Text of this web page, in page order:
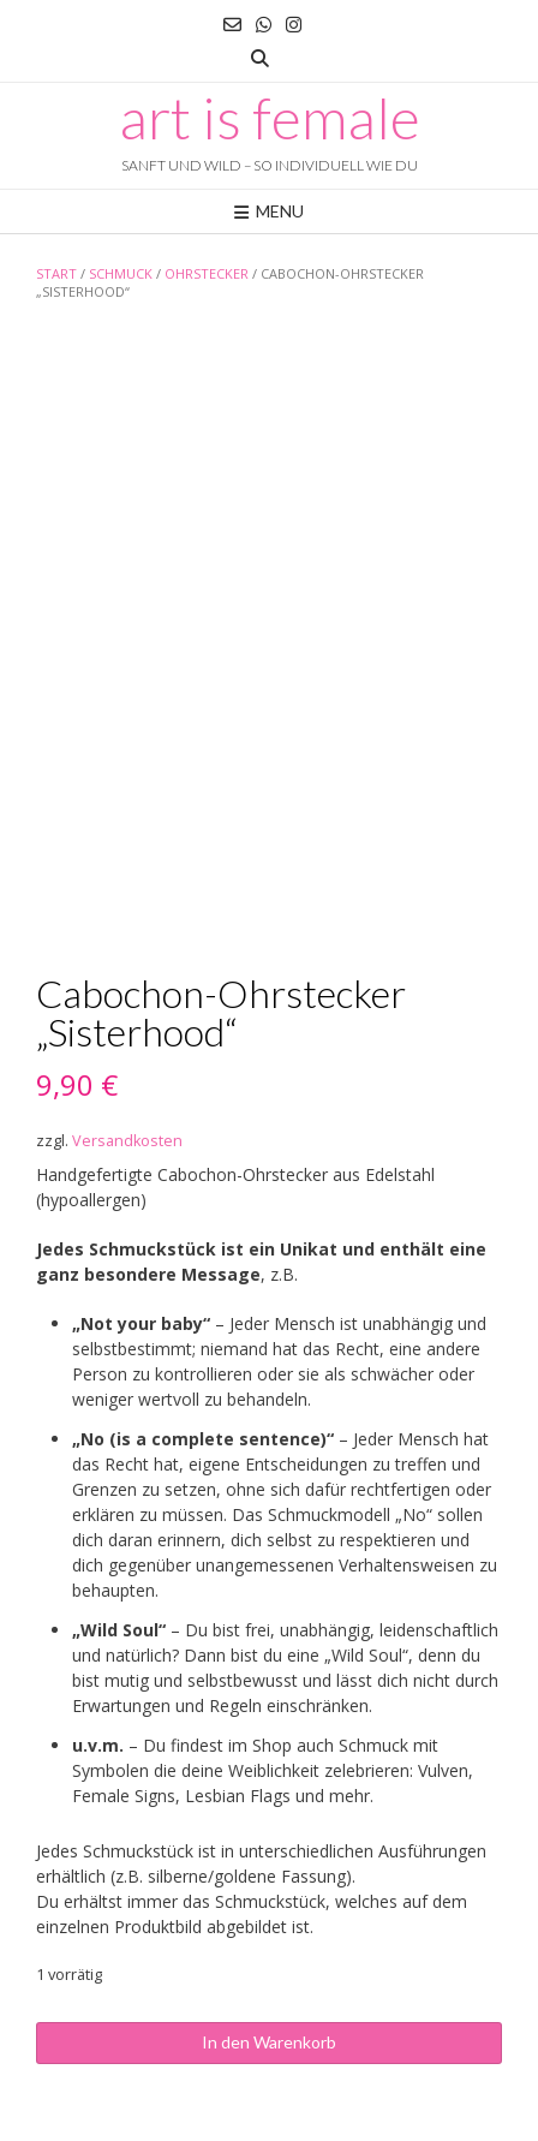
art is female
SANFT UND WILD – SO INDIVIDUELL WIE DU
MENU
START / SCHMUCK / OHRSTECKER / CABOCHON-OHRSTECKER
„SISTERHOOD“
Cabochon-Ohrstecker
„Sisterhood“
9,90 €
zzgl. Versandkosten
Handgefertigte Cabochon-Ohrstecker aus Edelstahl
(hypoallergen)
Jedes Schmuckstück ist ein Unikat und enthält eine
ganz besondere Message, z.B.
„Not your baby“ – Jeder Mensch ist unabhängig und
selbstbestimmt; niemand hat das Recht, eine andere
Person zu kontrollieren oder sie als schwächer oder
weniger wertvoll zu behandeln.
„No (is a complete sentence)“ – Jeder Mensch hat
das Recht hat, eigene Entscheidungen zu treffen und
Grenzen zu setzen, ohne sich dafür rechtfertigen oder
erklären zu müssen. Das Schmuckmodell „No“ sollen
dich daran erinnern, dich selbst zu respektieren und
dich gegenüber unangemessenen Verhaltensweisen zu
behaupten.
„Wild Soul“ – Du bist frei, unabhängig, leidenschaftlich
und natürlich? Dann bist du eine „Wild Soul“, denn du
bist mutig und selbstbewusst und lässt dich nicht durch
Erwartungen und Regeln einschränken.
u.v.m. – Du findest im Shop auch Schmuck mit
Symbolen die deine Weiblichkeit zelebrieren: Vulven,
Female Signs, Lesbian Flags und mehr.
Jedes Schmuckstück ist in unterschiedlichen Ausführungen
erhältlich (z.B. silberne/goldene Fassung).
Du erhältst immer das Schmuckstück, welches auf dem
einzelnen Produktbild abgebildet ist.
1 vorrätig
Ohrstecker
In den Warenkorb